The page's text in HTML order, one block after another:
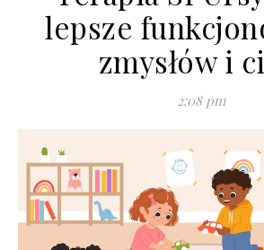
lepsze
zmysłów i
2:08 pm